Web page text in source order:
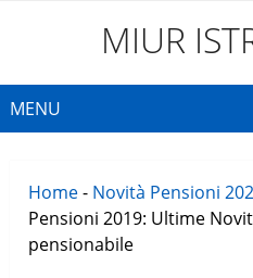
MIUR
MENU
Home- Novità Pensioni
Pensioni 2019: Ultime
pensionabile